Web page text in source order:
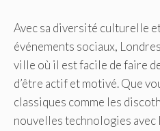
Avec sa diversité culturelle
événements sociaux,
ville où il est facile de faire
d’être actif et motivé. Que
classiques comme les
nouvelles technologies avec